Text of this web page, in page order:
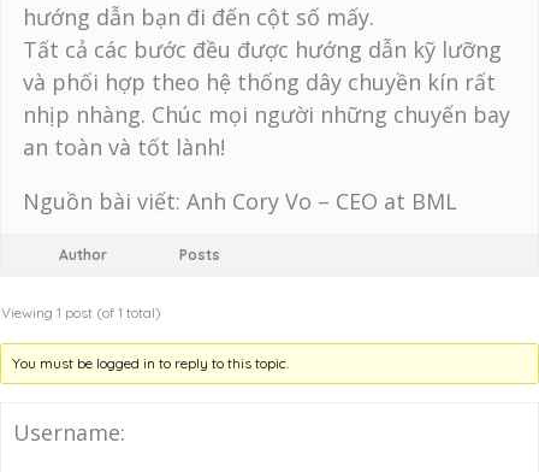
hướng dẫn bạn đi đến cột số mấy.
Tất cả các bước đều được hướng dẫn kỹ lưỡng
và phối hợp theo hệ thống dây chuyền kín rất
nhịp nhàng. Chúc mọi người những chuyến bay
an toàn và tốt lành!
Nguồn bài viết: Anh Cory Vo – CEO at BML
Author Posts
Viewing 1 post (of 1 total)
You must be logged in to reply to this topic.
Username: